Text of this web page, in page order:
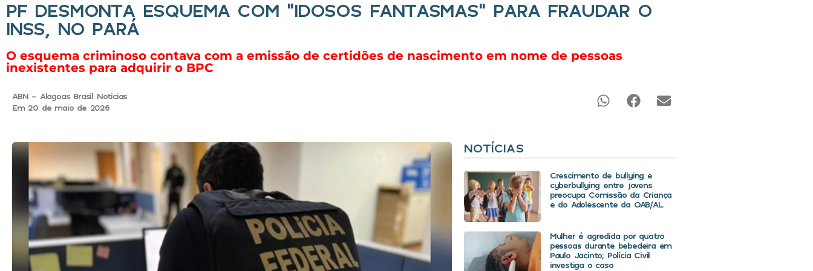
PF DESMONTA ESQUEMA COM “IDOSOS FANTASMAS” PARA FRAUDAR O
INSS, NO PARÁ
O esquema criminoso contava com a emissão de certidões de nascimento em nome de pessoas
inexistentes para adquirir o BPC
ABN - Alagoas Brasil Noticias
Em 20 de maio de 2026
NOTÍCIAS
Crescimento de bullying e
cyberbullying entre jovens
preocupa Comissão da Criança
e do Adolescente da OAB/AL
Mulher é agredida por quatro
pessoas durante bebedeira em
Paulo Jacinto; Polícia Civil
investiga o caso